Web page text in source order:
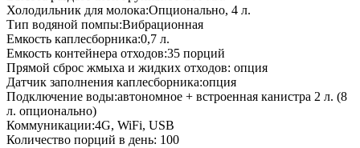
Холодильник для молока:Опционально, 4 л.
Тип водяной помпы:Вибрационная
Емкость каплесборника:0,7 л.
Емкость контейнера отходов:35 порций
Прямой сброс жмыха и жидких отходов: опция
Датчик заполнения каплесборника:опция
Подключение воды:автономное + встроенная канистра 2 л. (8
л. опционально)
Коммуникации:4G, WiFi, USB
Количество порций в день: 100